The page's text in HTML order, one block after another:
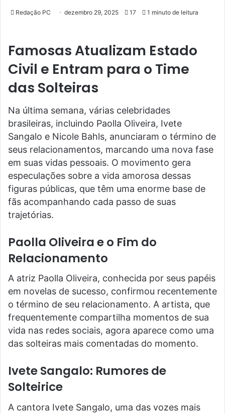
Redação PC dezembro 29, 2025 17 1 minuto de leitura
Famosas Atualizam Estado
Civil e Entram para o Time
das Solteiras
Na última semana, várias celebridades
brasileiras, incluindo Paolla Oliveira, Ivete
Sangalo e Nicole Bahls, anunciaram o término de
seus relacionamentos, marcando uma nova fase
em suas vidas pessoais. O movimento gera
especulações sobre a vida amorosa dessas
figuras públicas, que têm uma enorme base de
fãs acompanhando cada passo de suas
trajetórias.
Paolla Oliveira e o Fim do
Relacionamento
A atriz Paolla Oliveira, conhecida por seus papéis
em novelas de sucesso, confirmou recentemente
o término de seu relacionamento. A artista, que
frequentemente compartilha momentos de sua
vida nas redes sociais, agora aparece como uma
das solteiras mais comentadas do momento.
Ivete Sangalo: Rumores de
Solteirice
A cantora Ivete Sangalo, uma das vozes mais